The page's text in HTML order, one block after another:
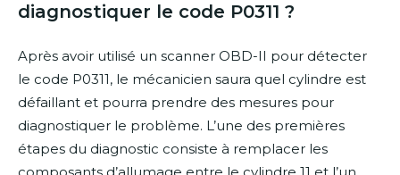
diagnostiquer le code P0311 ?
Après avoir utilisé un scanner OBD-II pour détecter
le code P0311, le mécanicien saura quel cylindre est
défaillant et pourra prendre des mesures pour
diagnostiquer le problème. L’une des premières
étapes du diagnostic consiste à remplacer les